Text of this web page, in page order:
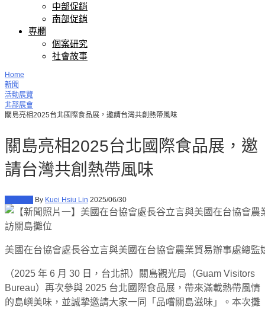
中部促銷
南部促銷
專欄
個案研究
社會故事
Home
新聞
活動展覽
北部展會
關島亮相2025台北國際食品展，邀請台灣共創熱帶風味
關島亮相2025台北國際食品展，邀
請台灣共創熱帶風味
By Kuei Hsiu Lin 2025/06/30
美國在台協會處長谷立言與美國在台協會農業貿易辦事處總監
（2025 年 6 月 30 日，台北訊）關島觀光局（Guam Visitors
Bureau）再次參與 2025 台北國際食品展，帶來滿載熱帶風情
的島嶼美味，並誠摯邀請大家一同「品嚐關島滋味」。本次攤